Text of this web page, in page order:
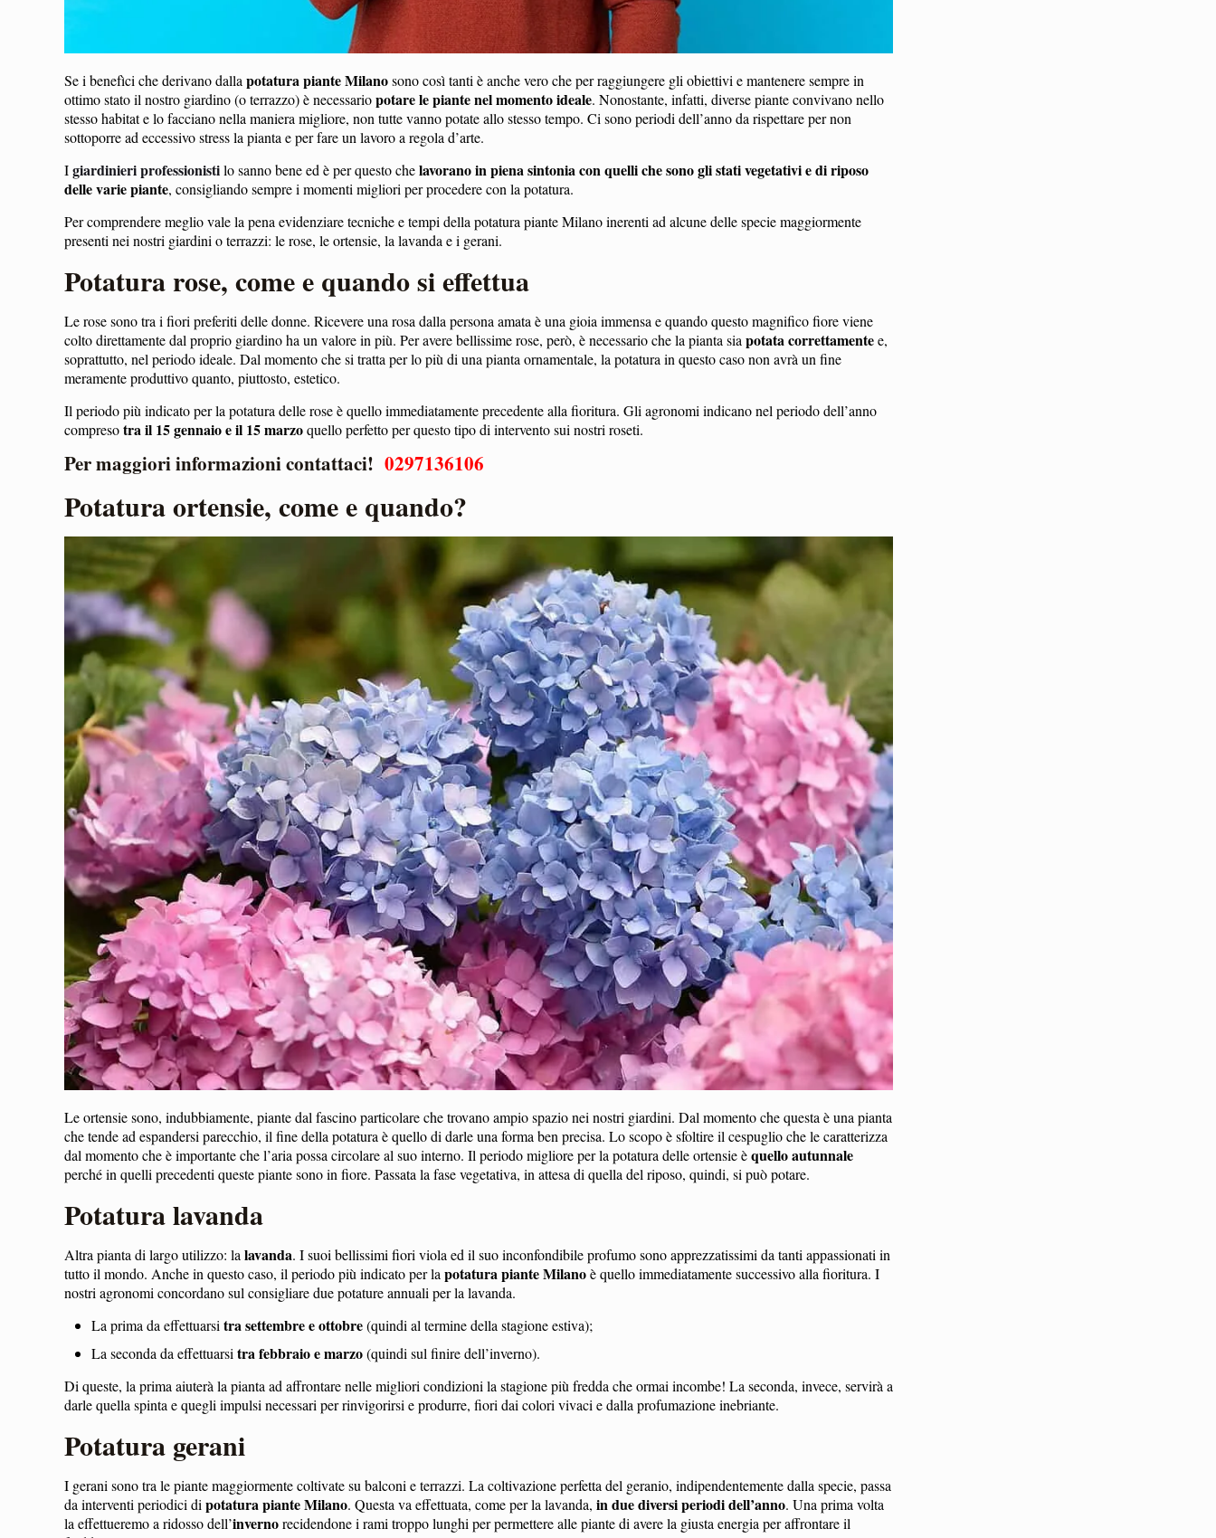
Se i benefìci che derivano dallapotatura piante Milanosono così tanti è anche vero che per raggiungere gli obiettivi e mantenere sempre in
ottimo stato il nostro giardino (o terrazzo) è necessariopotare le piante nel momento ideale. Nonostante, infatti, diverse piante convivano nello
stesso habitat e lo facciano nella maniera migliore, non tutte vanno potate allo stesso tempo. Ci sono periodi dell’anno da rispettare per non
sottoporre ad eccessivo stress la pianta e per fare un lavoro a regola d’arte.
Igiardinieri professionistilo sanno bene ed è per questo chelavorano in piena sintonia con quelli che sono gli stati vegetativi e di riposo
delle varie piante, consigliando sempre i momenti migliori per procedere con la potatura.
Per comprendere meglio vale la pena evidenziare tecniche e tempi della potatura piante Milano inerenti ad alcune delle specie maggiormente
presenti nei nostri giardini o terrazzi: le rose, le ortensie, la lavanda e i gerani.
Potatura rose, come e quando si effettua
Le rose sono tra i fiori preferiti delle donne. Ricevere una rosa dalla persona amata è una gioia immensa e quando questo magnifico fiore viene
colto direttamente dal proprio giardino ha un valore in più. Per avere bellissime rose, però, è necessario che la pianta sia potata correttamentee,
soprattutto, nel periodo ideale. Dal momento che si tratta per lo più di una pianta ornamentale, la potatura in questo caso non avrà un fine
meramente produttivo quanto, piuttosto, estetico.
Il periodo più indicato per la potatura delle rose è quello immediatamente precedente alla fioritura. Gli agronomi indicano nel periodo dell’anno
compresotra il 15 gennaio e il 15 marzoquello perfetto per questo tipo di intervento sui nostri roseti.
Per maggiori informazioni contattaci! 0297136106
Potatura ortensie, come e quando?
Le ortensie sono, indubbiamente, piante dal fascino particolare che trovano ampio spazio nei nostri giardini. Dal momento che questa è una pianta
che tende ad espandersi parecchio, il fine della potatura è quello di darle una forma ben precisa. Lo scopo è sfoltire il cespuglio che le caratterizza
dal momento che è importante che l’aria possa circolare al suo interno. Il periodo migliore per la potatura delle ortensie èquello autunnale
perché in quelli precedenti queste piante sono in fiore. Passata la fase vegetativa, in attesa di quella del riposo, quindi, si può potare.
Potatura lavanda
Altra pianta di largo utilizzo: lalavanda. I suoi bellissimi fiori viola ed il suo inconfondibile profumo sono apprezzatissimi da tanti appassionati in
tutto il mondo. Anche in questo caso, il periodo più indicato per lapotatura piante Milanoè quello immediatamente successivo alla fioritura. I
nostri agronomi concordano sul consigliare due potature annuali per la lavanda.
La prima da effettuarsitra settembre e ottobre(quindi al termine della stagione estiva);
La seconda da effettuarsi tra febbraio e marzo(quindi sul finire dell’inverno).
Di queste, la prima aiuterà la pianta ad affrontare nelle migliori condizioni la stagione più fredda che ormai incombe! La seconda, invece, servirà a
darle quella spinta e quegli impulsi necessari per rinvigorirsi e produrre, fiori dai colori vivaci e dalla profumazione inebriante.
Potatura gerani
I gerani sono tra le piante maggiormente coltivate su balconi e terrazzi. La coltivazione perfetta del geranio, indipendentemente dalla specie, passa
da interventi periodici dipotatura piante Milano. Questa va effettuata, come per la lavanda,in due diversi periodi dell’anno. Una prima volta
la effettueremo a ridosso dell’invernorecidendone i rami troppo lunghi per permettere alle piante di avere la giusta energia per affrontare il